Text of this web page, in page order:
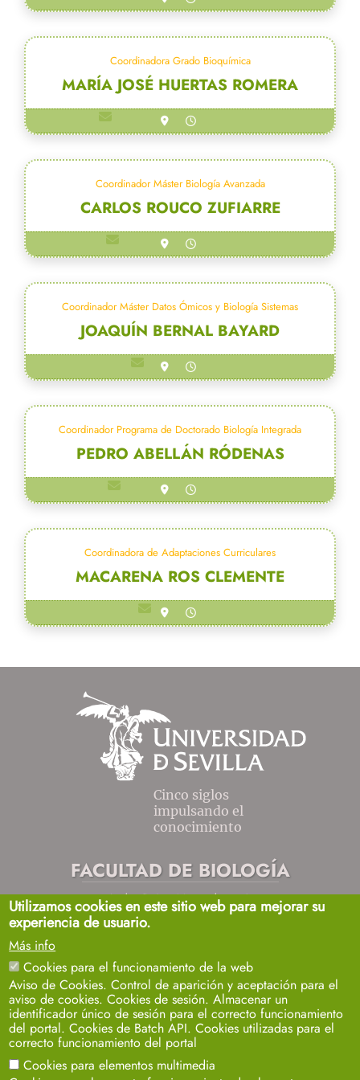
Coordinadora Grado Bioquímica
MARÍA JOSÉ HUERTAS ROMERA
coordinadorbioquimica@us.es
Coordinador Máster Biología Avanzada
CARLOS ROUCO ZUFIARRE
muba_coordinacion@us.es
Coordinador Máster Datos Ómicos y Biología Sistemas
JOAQUÍN BERNAL BAYARD
madobis@us.es
Coordinador Programa de Doctorado Biología Integrada
PEDRO ABELLÁN RÓDENAS
secre_biointegrada@us.es
Coordinadora de Adaptaciones Curriculares
MACARENA ROS CLEMENTE
mros@us.es
Cinco siglos
impulsando el
conocimiento
FACULTAD DE BIOLOGÍA
Avda. Reina Mercedes, s/n
Sevilla 41012.
Aviso legal Protección de datos
Utilizamos cookies en este sitio web para mejorar su
experiencia de usuario.
Más info
Cookies para el funcionamiento de la web
Aviso de Cookies. Control de aparición y aceptación para el
aviso de cookies. Cookies de sesión. Almacenar un
identificador único de sesión para el correcto funcionamiento
del portal. Cookies de Batch API. Cookies utilizadas para el
correcto funcionamiento del portal
Cookies para elementos multimedia